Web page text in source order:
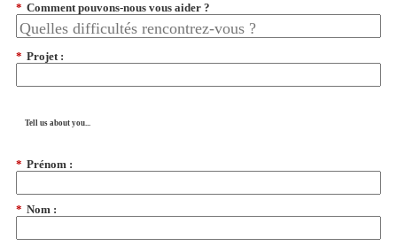
* Comment pouvons-nous vous aider ?
* Projet :
Tell us about you...
* Prénom :
* Nom :